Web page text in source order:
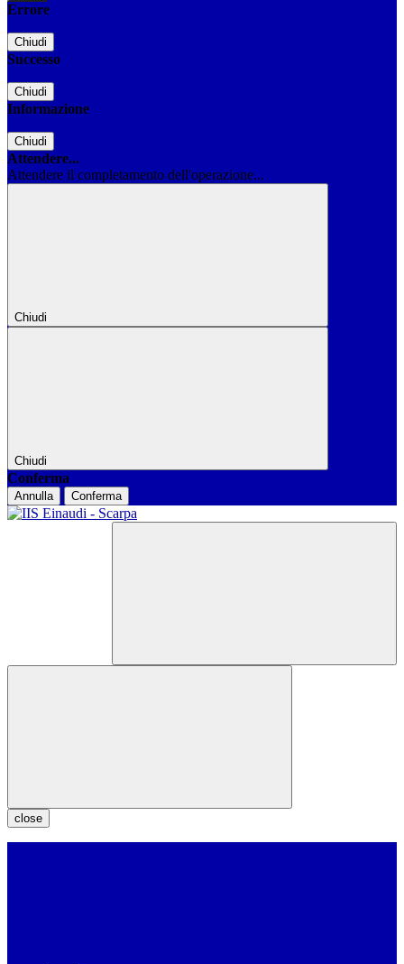
Errore
Chiudi
Successo
Chiudi
Informazione
Chiudi
Attendere...
Attendere il completamento dell'operazione...
Chiudi
Chiudi
Conferma
Annulla Conferma
close